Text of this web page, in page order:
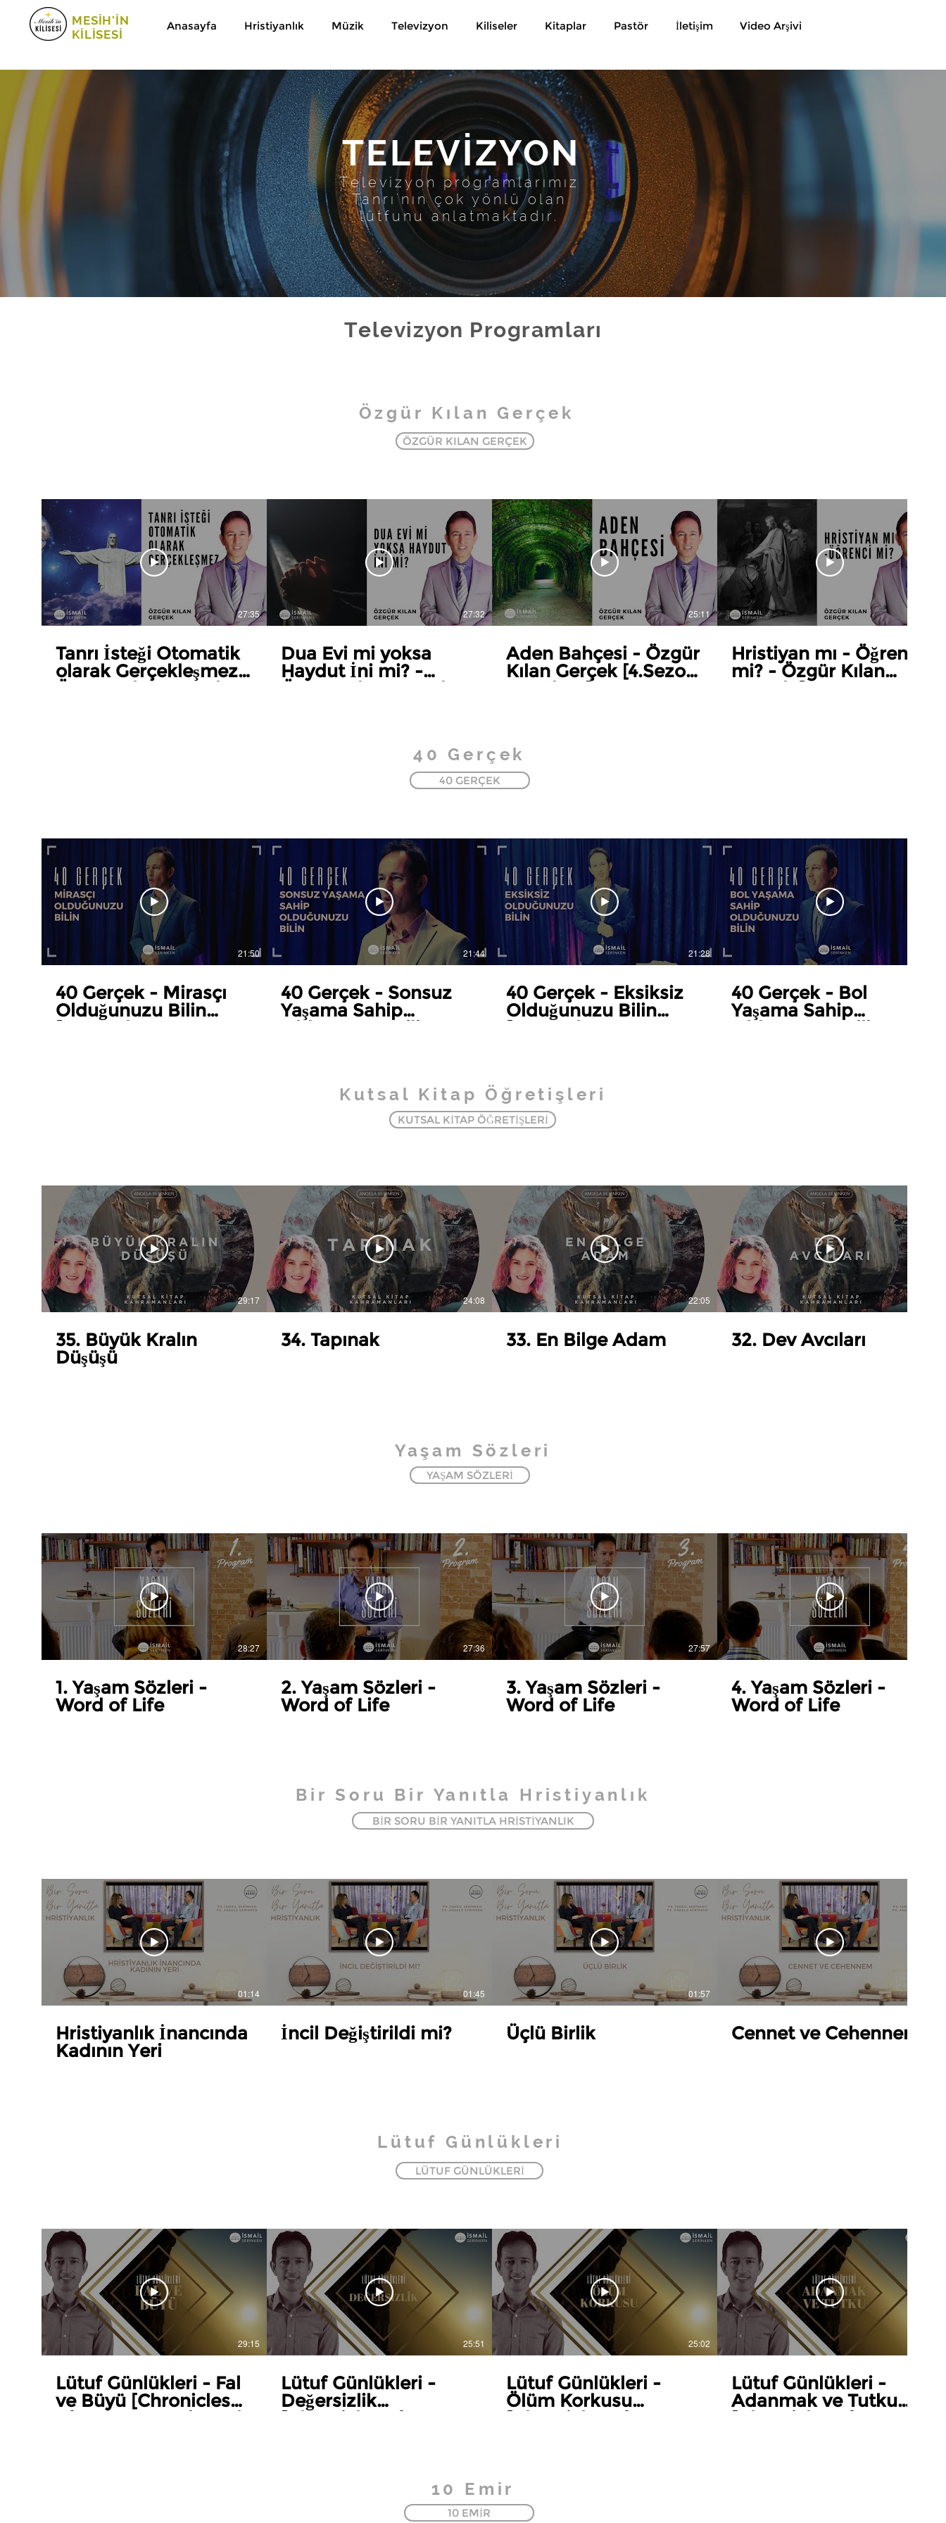
MESİH'İN
KİLİSESİ
Anasayfa Hristiyanlık Müzik Televizyon Kiliseler Kitaplar Pastör İletişim Video Arşivi
TELEVİZYON
Televizyon programlarımız
Tanrı'nın çok yönlü olan
lütfunu anlatmaktadır.
Televizyon Programları
Özgür Kılan Gerçek
ÖZGÜR KILAN GERÇEK
27:35
Tanrı İsteği Otomatik
olarak Gerçekleşmez -
Özgür Kılan Gerçek
27:32
Dua Evi mi yoksa
Haydut İni mi? -
Özgür Kılan Gerçek
25:11
Aden Bahçesi - Özgür
Kılan Gerçek [4.Sezon
13.Bölüm]
Hristiyan mı - Öğrenci
mi? - Özgür Kılan
Gerçek [4.Sezon
40 Gerçek
40 GERÇEK
21:50
40 Gerçek - Mirasçı
Olduğunuzu Bilin
[Know that You are an
21:44
40 Gerçek - Sonsuz
Yaşama Sahip
Olduğunuzu Bilin
21:28
40 Gerçek - Eksiksiz
Olduğunuzu Bilin
[Know that You are
40 Gerçek - Bol
Yaşama Sahip
Olduğunuzu Bilin
Kutsal Kitap Öğretişleri
KUTSAL KİTAP ÖĞRETİŞLERİ
29:17
35. Büyük Kralın
Düşüşü
24:08
34. Tapınak
22:05
33. En Bilge Adam 32. Dev Avcıları
Yaşam Sözleri
YAŞAM SÖZLERİ
28:27
1. Yaşam Sözleri -
Word of Life
27:36
2. Yaşam Sözleri -
Word of Life
27:57
3. Yaşam Sözleri -
Word of Life
4. Yaşam Sözleri -
Word of Life
Bir Soru Bir Yanıtla Hristiyanlık
BİR SORU BİR YANITLA HRİSTİYANLIK
01:14
Hristiyanlık İnancında
Kadının Yeri
01:45
İncil Değiştirildi mi?
01:57
Üçlü Birlik Cennet ve Cehennem
Lütuf Günlükleri
LÜTUF GÜNLÜKLERİ
29:15
Lütuf Günlükleri - Fal
ve Büyü [Chronicles
of Grace - Magic and
25:51
Lütuf Günlükleri -
Değersizlik
[Chronicles of Grace -
25:02
Lütuf Günlükleri -
Ölüm Korkusu
[Chronicles of Grace -
Lütuf Günlükleri -
Adanmak ve Tutku
[Chronicles of Grace -
10 Emir
10 EMİR